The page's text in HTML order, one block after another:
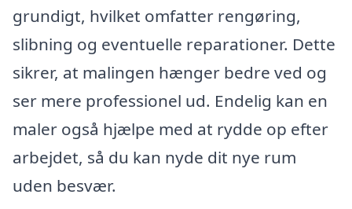
grundigt, hvilket omfatter rengøring,
slibning og eventuelle reparationer. Dette
sikrer, at malingen hænger bedre ved og
ser mere professionel ud. Endelig kan en
maler også hjælpe med at rydde op efter
arbejdet, så du kan nyde dit nye rum
uden besvær.